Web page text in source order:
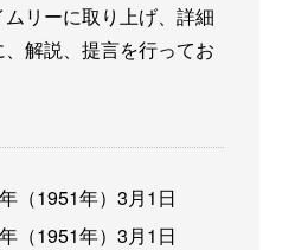
リーに取り上げ、詳細
解説、提言を行ってお
（1951年）3月1日
（1951年）3月1日